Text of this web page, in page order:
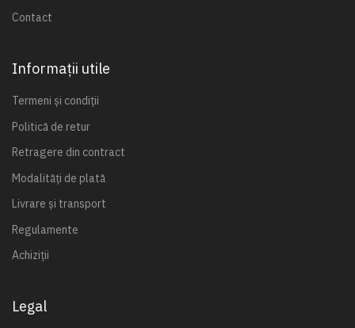
Contact
Informații utile
Termeni și condiții
Politică de retur
Retragere din contract
Modalități de plată
Livrare și transport
Regulamente
Achiziții
Legal